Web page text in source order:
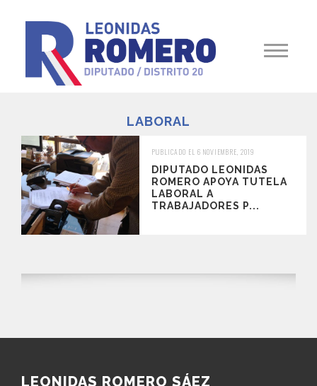
LABORAL
PUBLICADO EL 6 NOVIEMBRE, 2019
DIPUTADO LEONIDAS
ROMERO APOYA TUTELA
LABORAL A
TRABAJADORES P...
LEONIDAS ROMERO SÁEZ